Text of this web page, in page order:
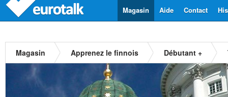
Contact
Aide
Magasin
Magasin Apprenez le finnois Débutant +